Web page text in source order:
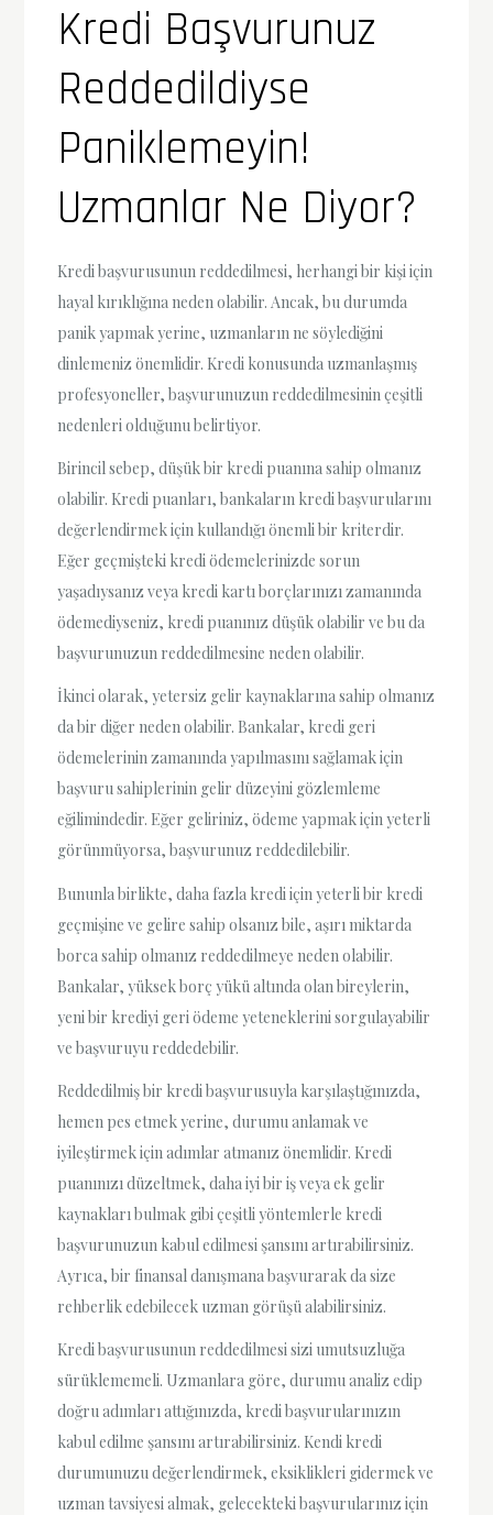
Kredi Başvurunuz
Reddedildiyse
Paniklemeyin!
Uzmanlar Ne Diyor?
Kredi başvurusunun reddedilmesi, herhangi bir kişi için
hayal kırıklığına neden olabilir. Ancak, bu durumda
panik yapmak yerine, uzmanların ne söylediğini
dinlemeniz önemlidir. Kredi konusunda uzmanlaşmış
profesyoneller, başvurunuzun reddedilmesinin çeşitli
nedenleri olduğunu belirtiyor.
Birincil sebep, düşük bir kredi puanına sahip olmanız
olabilir. Kredi puanları, bankaların kredi başvurularını
değerlendirmek için kullandığı önemli bir kriterdir.
Eğer geçmişteki kredi ödemelerinizde sorun
yaşadıysanız veya kredi kartı borçlarınızı zamanında
ödemediyseniz, kredi puanınız düşük olabilir ve bu da
başvurunuzun reddedilmesine neden olabilir.
İkinci olarak, yetersiz gelir kaynaklarına sahip olmanız
da bir diğer neden olabilir. Bankalar, kredi geri
ödemelerinin zamanında yapılmasını sağlamak için
başvuru sahiplerinin gelir düzeyini gözlemleme
eğilimindedir. Eğer geliriniz, ödeme yapmak için yeterli
görünmüyorsa, başvurunuz reddedilebilir.
Bununla birlikte, daha fazla kredi için yeterli bir kredi
geçmişine ve gelire sahip olsanız bile, aşırı miktarda
borca sahip olmanız reddedilmeye neden olabilir.
Bankalar, yüksek borç yükü altında olan bireylerin,
yeni bir krediyi geri ödeme yeteneklerini sorgulayabilir
ve başvuruyu reddedebilir.
Reddedilmiş bir kredi başvurusuyla karşılaştığınızda,
hemen pes etmek yerine, durumu anlamak ve
iyileştirmek için adımlar atmanız önemlidir. Kredi
puanınızı düzeltmek, daha iyi bir iş veya ek gelir
kaynakları bulmak gibi çeşitli yöntemlerle kredi
başvurunuzun kabul edilmesi şansını artırabilirsiniz.
Ayrıca, bir finansal danışmana başvurarak da size
rehberlik edebilecek uzman görüşü alabilirsiniz.
Kredi başvurusunun reddedilmesi sizi umutsuzluğa
sürüklememeli. Uzmanlara göre, durumu analiz edip
doğru adımları attığınızda, kredi başvurularınızın
kabul edilme şansını artırabilirsiniz. Kendi kredi
durumunuzu değerlendirmek, eksiklikleri gidermek ve
uzman tavsiyesi almak, gelecekteki başvurularınız için